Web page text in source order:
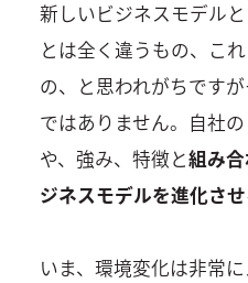
新しいビジネスモデル
とは全く違うもの、こ
の、と思われがちです
ではありません。自社
や、強み、特徴と組み
ジネスモデルを進化さ
いま、環境変化は非常